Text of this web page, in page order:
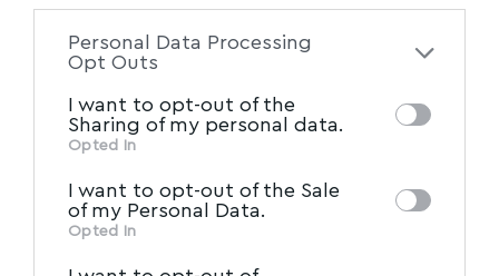
of the further disclosure of your personal
of downstream participants. This
information may also be disclosed by us to
Participantsthat may further disclose it to
other third parties.
Personal Data Processing
Opt Outs
I want to opt-out of the
Sharing of my personal data.
Opted In
I want to opt-out of the Sale
of my Personal Data.
Opted In
Πηγή: ΑΠΕ – ΜΠΕ
www.ertnews.gr
Ακολουθήστε το myvolos.net στο
Google News και μάθετε πρώτοι όλες